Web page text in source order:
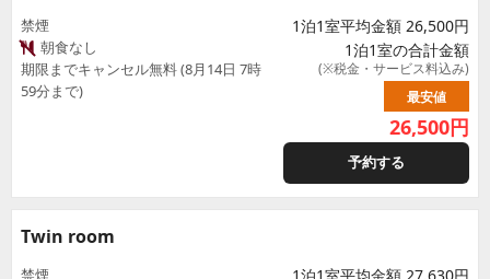
禁煙
朝食なし
期限までキャンセル無料 (8月14日 7時
59分まで)
1泊1室平均金額 26,500円
1泊1室の合計金額
(※税金・サービス料込み)
最安値
26,500円
予約する
Twin room
禁煙